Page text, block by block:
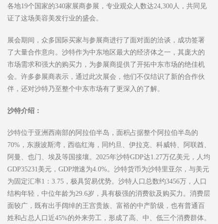
各地19个国家的340家展商参展，专业观众人数达24,300人，共同见
证了这场美容美发行业的盛会。
展会期间，众多国际买家与参展商进行了面对面的洽谈，成功签署
了大量合作意向。沙特作为中东地区最大的经济体之一，其庞大的
市场需求和强大的购买力，为参展商提供了开拓中东市场的绝佳机
会。许多参展商表示，通过此次展会，他们不仅结识了新的合作伙
伴，还对沙特乃至整个中东市场有了更深入的了解。
沙特介绍：
沙特位于亚洲西南部的阿拉伯半岛，面积占据整个阿拉伯半岛的
70%，东濒波斯湾，西临红海，同约旦、伊拉克、科威特、阿联酋、
阿曼、也门、埃及等国接壤。2025年沙特GDP达1.27万亿美元，人均
GDP35231美元，GDP增速为4.0%。沙特货币为沙特里亚尔，与美元
为固定汇率1：3.75，极具贸易优势。沙特人口总数约3456万，人口
结构年轻，中位年龄为29.6岁，具有极强的消费欲及购买力。消费层
面较广，既有出手阔绰的王宫贵族、富裕的中产阶级，也有普通百
姓和占总人口近45%的外来劳工，形成了高、中、低三个消费群体。